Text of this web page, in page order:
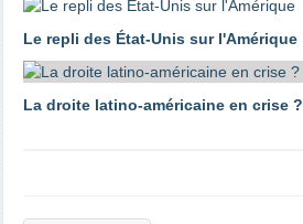
Le repli des État-Unis sur l'Amérique
La droite latino-américaine en crise ?